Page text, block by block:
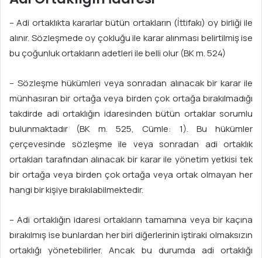
– Adi ortaklıkta kararlar bütün ortakların (İttifakı) oy birliği ile
alınır. Sözleşmede oy çokluğu ile karar alınması belirtilmiş ise
bu çoğunluk ortakların adetleri ile belli olur (BK m. 524)
– Sözleşme hükümleri veya sonradan alınacak bir karar ile
münhasıran bir ortağa veya birden çok ortağa bırakılmadığı
takdirde adi ortaklığın idaresinden bütün ortaklar sorumlu
bulunmaktadır (BK m. 525, Cümle: 1). Bu hükümler
çerçevesinde sözleşme ile veya sonradan adi ortaklık
ortakları tarafından alınacak bir karar ile yönetim yetkisi tek
bir ortağa veya birden çok ortağa veya ortak olmayan her
hangi bir kişiye bırakılabilmektedir.
– Adi ortaklığın idaresi ortakların tamamına veya bir kaçına
bırakılmış ise bunlardan her biri diğerlerinin iştiraki olmaksızın
ortaklığı yönetebilirler. Ancak bu durumda adi ortaklığı